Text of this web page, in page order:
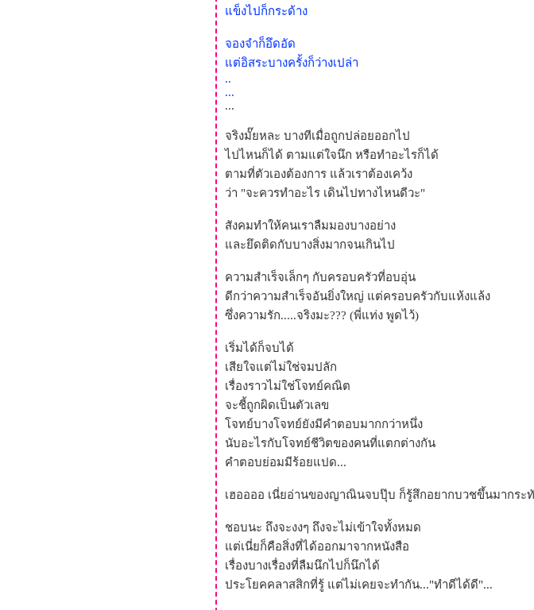
ข็งไปก็กระด้าง
จองจำก็อึดอัด
ต่อิสระบางครั้งก็ว่างเปล่า
..
...
...
จริงมั๊ยหละ บางทีเมื่อถูกปล่อยออกไป
ไปไหนก็ได้ ตามแต่ใจนึก หรือทำอะไรก็ได้
ตามที่ตัวเองต้องการ แล้วเราต้องเคว้ง
ว่า "จะควรทำอะไร เดินไปทางไหนดีวะ"
สังคมทำให้คนเราลืมมองบางอย่าง
ละยึดติดกับบางสิ่งมากจนเกินไป
ความสำเร็จเล็กๆ กับครอบครัวที่อบอุ่น
ดีกว่าความสำเร็จอันยิ่งใหญ่ แต่ครอบครัวกับแห้งแล้ง
ซึ่งความรัก.....จริงมะ??? (พี่แท่ง พูดไว้)
เริ่มได้ก็จบได้
เสียใจแต่ไม่ใช่จมปลัก
เรื่องราวไม่ใช่โจทย์คณิต
จะชี้ถูกผิดเป็นตัวเลข
จทย์บางโจทย์ยังมีคำตอบมากกว่าหนึ่ง
นับอะไรกับโจทย์ชีวิตของคนที่แตกต่างกัน
คำตอบย่อมมีร้อยแปด...
เฮออออ เนี่ยอ่านของญาณินจบปุ๊บ ก็รู้สึกอยากบวชขึ้นมากร
ชอบนะ ถึงจะงงๆ ถึงจะไม่เข้าใจทั้งหมด
ต่เนี่ยก็คือสิ่งที่ได้ออกมาจากหนังสือ
เรื่องบางเรื่องที่ลืมนึกไปก็นึกได้
ประโยคคลาสสิกที่รู้ แต่ไม่เคยจะทำกัน..."ทำดีได้ดี"...